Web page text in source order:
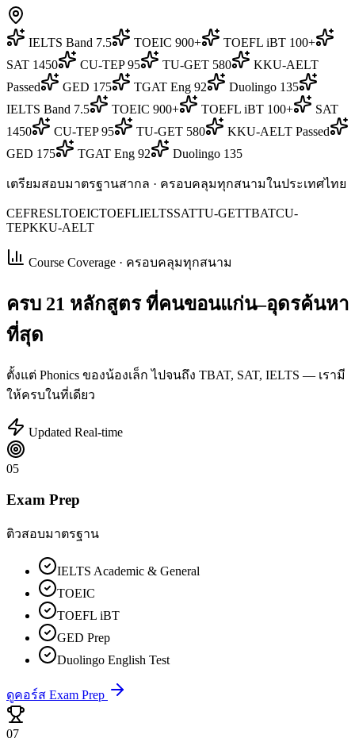
IELTS Band 7.5 TOEIC 900+
TOEFL iBT 100+
SAT 1450
CU-TEP 95 TU-GET 580
KKU-AELT
Passed
GED 175 TGAT Eng 92
Duolingo 135
IELTS Band 7.5
TOEIC 900+ TOEFL iBT 100+
SAT
1450
CU-TEP 95 TU-GET 580
KKU-AELT Passed
GED 175
TGAT Eng 92 Duolingo 135
เตรียมสอบมาตรฐานสากล · ครอบคลุมทุกสนามในประเทศไทย
CEFRESLTOEICTOEFLIELTSSATTU-GETTBATCU-
TEPKKU-AELT
Course Coverage · ครอบคลุมทุกสนาม
ครบ 21 หลักสูตรที่คนขอนแก่น–อุดรค้นหา
ที่สุด
ตั้งแต่ Phonics ของน้องเล็ก ไปจนถึง TBAT, SAT, IELTS — เรามี
ให้ครบในที่เดียว
Updated Real-time
05
Exam Prep
ติวสอบมาตรฐาน
IELTS Academic & General
TOEIC
TOEFL iBT
GED Prep
Duolingo English Test
ดูคอร์ส Exam Prep
07